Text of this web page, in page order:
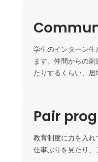
学生のインターン
ます。仲間からの
たりするくらい、居
Pair
教育制度に力を入
仕事ぶりを見たり、